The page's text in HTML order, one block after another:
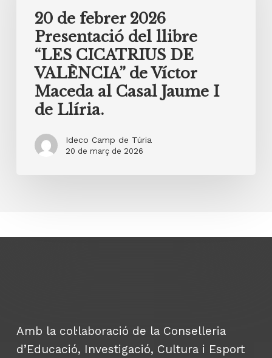
2026
Presentació
llibre
“LES
CICATRIUS
VALÈNCIA”
20 de febrer 2026
Presentació del llibre
“LES CICATRIUS DE
VALÈNCIA” de Víctor
Maceda al Casal Jaume I
de Llíria.
Ideco Camp de Túria
20 de març de 2026
Amb la col·laboració de la Conselleria
d’Educació, Investigació, Cultura i Esport